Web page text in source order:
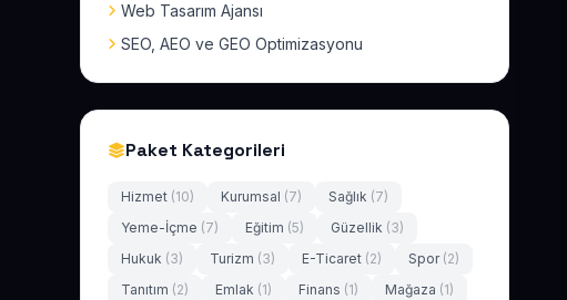
Web Tasarım Ajansı
SEO, AEO ve GEO Optimizasyonu
Paket Kategorileri
Hizmet (10) Kurumsal (7) Sağlık (7)
Yeme-İçme (7) Eğitim (5) Güzellik (3)
Hukuk (3) Turizm (3) E-Ticaret (2) Spor (2)
Tanıtım (2) Emlak (1) Finans (1) Mağaza (1)